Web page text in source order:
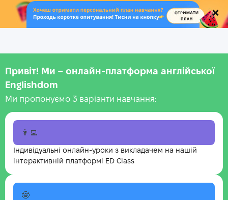
.
Привіт! Ми – онлайн-платформа англійської
Englishdom
Ми пропонуємо 3 варіанти навчання:
👩‍💻
Індивідуальні онлайн-уроки з викладачем на нашій
інтерактивній платформі ED Class
🤓